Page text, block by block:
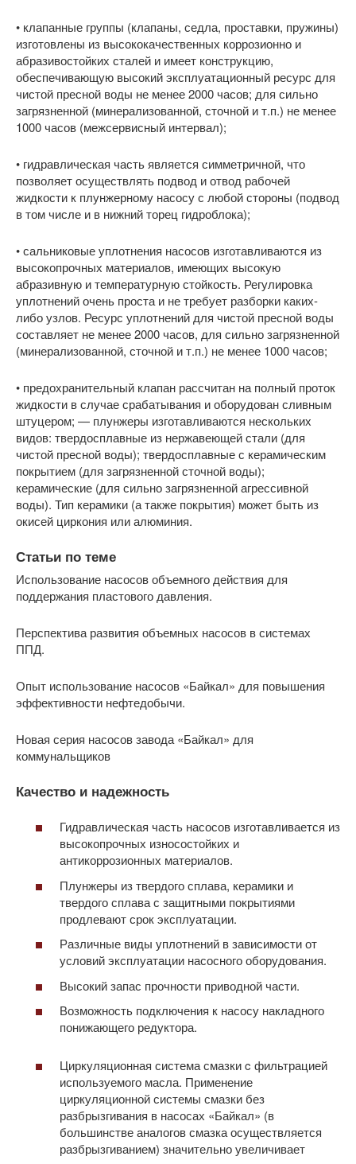
• клапанные группы (клапаны, седла, проставки, пружины)
изготовлены из высококачественных коррозионно и
абразивостойких сталей и имеет конструкцию,
обеспечивающую высокий эксплуатационный ресурс для
чистой пресной воды не менее 2000 часов; для сильно
загрязненной (минерализованной, сточной и т.п.) не менее
1000 часов (межсервисный интервал);
• гидравлическая часть является симметричной, что
позволяет осуществлять подвод и отвод рабочей
жидкости к плунжерному насосу с любой стороны (подвод
в том числе и в нижний торец гидроблока);
• сальниковые уплотнения насосов изготавливаются из
высокопрочных материалов, имеющих высокую
абразивную и температурную стойкость. Регулировка
уплотнений очень проста и не требует разборки каких-
либо узлов. Ресурс уплотнений для чистой пресной воды
составляет не менее 2000 часов, для сильно загрязненной
(минерализованной, сточной и т.п.) не менее 1000 часов;
• предохранительный клапан рассчитан на полный проток
жидкости в случае срабатывания и оборудован сливным
штуцером; — плунжеры изготавливаются нескольких
видов: твердосплавные из нержавеющей стали (для
чистой пресной воды); твердосплавные с керамическим
покрытием (для загрязненной сточной воды);
керамические (для сильно загрязненной агрессивной
воды). Тип керамики (а также покрытия) может быть из
окисей циркония или алюминия.
Статьи по теме
Использование насосов объемного действия для
поддержания пластового давления.
Перспектива развития объемных насосов в системах
ППД.
Опыт использование насосов «Байкал» для повышения
эффективности нефтедобычи.
Новая серия насосов завода «Байкал» для
коммунальщиков
Качество и надежность
Гидравлическая часть насосов изготавливается из
высокопрочных износостойких и
антикоррозионных материалов.
Плунжеры из твердого сплава, керамики и
твердого сплава с защитными покрытиями
продлевают срок эксплуатации.
Различные виды уплотнений в зависимости от
условий эксплуатации насосного оборудования.
Высокий запас прочности приводной части.
Возможность подключения к насосу накладного
понижающего редуктора.
Циркуляционная система смазки c фильтрацией
используемого масла. Применение
циркуляционной системы смазки без
разбрызгивания в насосах «Байкал» (в
большинстве аналогов смазка осуществляется
разбрызгиванием) значительно увеличивает